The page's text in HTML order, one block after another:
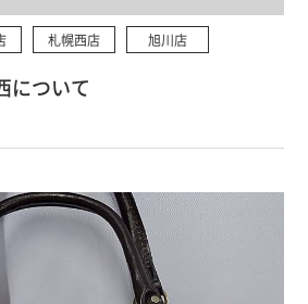
札幌西店 旭川店
について